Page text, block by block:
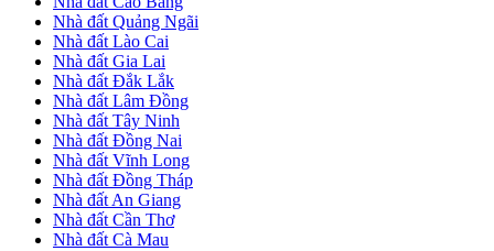
Nhà đất Quảng Ngãi
Nhà đất Lào Cai
Nhà đất Gia Lai
Nhà đất Đắk Lắk
Nhà đất Lâm Đồng
Nhà đất Tây Ninh
Nhà đất Đồng Nai
Nhà đất Vĩnh Long
Nhà đất Đồng Tháp
Nhà đất An Giang
Nhà đất Cần Thơ
Nhà đất Cà Mau